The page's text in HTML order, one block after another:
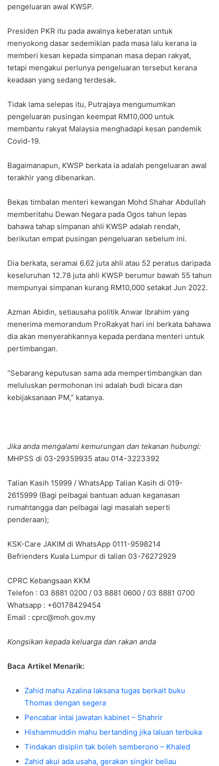
pengeluaran awal KWSP.
Presiden PKR itu pada awalnya keberatan untuk
menyokong dasar sedemikian pada masa lalu kerana ia
memberi kesan kepada simpanan masa depan rakyat,
tetapi mengakui perlunya pengeluaran tersebut kerana
keadaan yang sedang terdesak.
Tidak lama selepas itu, Putrajaya mengumumkan
pengeluaran pusingan keempat RM10,000 untuk
membantu rakyat Malaysia menghadapi kesan pandemik
Covid-19.
Bagaimanapun, KWSP berkata ia adalah pengeluaran awal
terakhir yang dibenarkan.
Bekas timbalan menteri kewangan Mohd Shahar Abdullah
memberitahu Dewan Negara pada Ogos tahun lepas
bahawa tahap simpanan ahli KWSP adalah rendah,
berikutan empat pusingan pengeluaran sebelum ini.
Dia berkata, seramai 6.62 juta ahli atau 52 peratus daripada
keseluruhan 12.78 juta ahli KWSP berumur bawah 55 tahun
mempunyai simpanan kurang RM10,000 setakat Jun 2022.
Azman Abidin, setiausaha politik Anwar Ibrahim yang
menerima memorandum ProRakyat hari ini berkata bahawa
dia akan menyerahkannya kepada perdana menteri untuk
pertimbangan.
“Sebarang keputusan sama ada mempertimbangkan dan
meluluskan permohonan ini adalah budi bicara dan
kebijaksanaan PM,” katanya.
Jika anda mengalami kemurungan dan tekanan hubungi:
MHPSS di 03-29359935 atau 014-3223392
Talian Kasih 15999 / WhatsApp Talian Kasih di 019-
2615999 (Bagi pelbagai bantuan aduan keganasan
rumahtangga dan pelbagai lagi masalah seperti
penderaan);
KSK-Care JAKIM di WhatsApp 0111-9598214
Befrienders Kuala Lumpur di talian 03-76272929
CPRC Kebangsaan KKM
Telefon : 03 8881 0200 / 03 8881 0600 / 03 8881 0700
Whatsapp : +60178429454
Email : cprc@moh.gov.my
Kongsikan kepada keluarga dan rakan anda
Baca Artikel Menarik:
Zahid mahu Azalina laksana tugas berkait buku
Thomas dengan segera
Pencabar intai jawatan kabinet – Shahrir
Hishammuddin mahu bertanding jika laluan terbuka
Tindakan disiplin tak boleh semberono – Khaled
Zahid akui ada usaha, gerakan singkir beliau